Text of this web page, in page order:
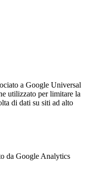
a Google Universal
utilizzato per limitare la
di dati su siti ad alto
da Google Analytics